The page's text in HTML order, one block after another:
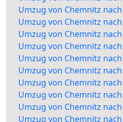
Umzug von Chemnitz
Umzug von Chemnitz
Umzug von Chemnitz
Umzug von Chemnitz
Umzug von Chemnitz
Umzug von Chemnitz
Umzug von Chemnitz nach
Umzug von Chemnitz
Umzug von Chemnitz
Umzug von Chemnitz